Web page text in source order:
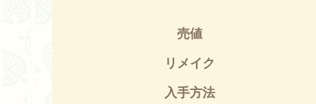
売値
リメイク
入手方法